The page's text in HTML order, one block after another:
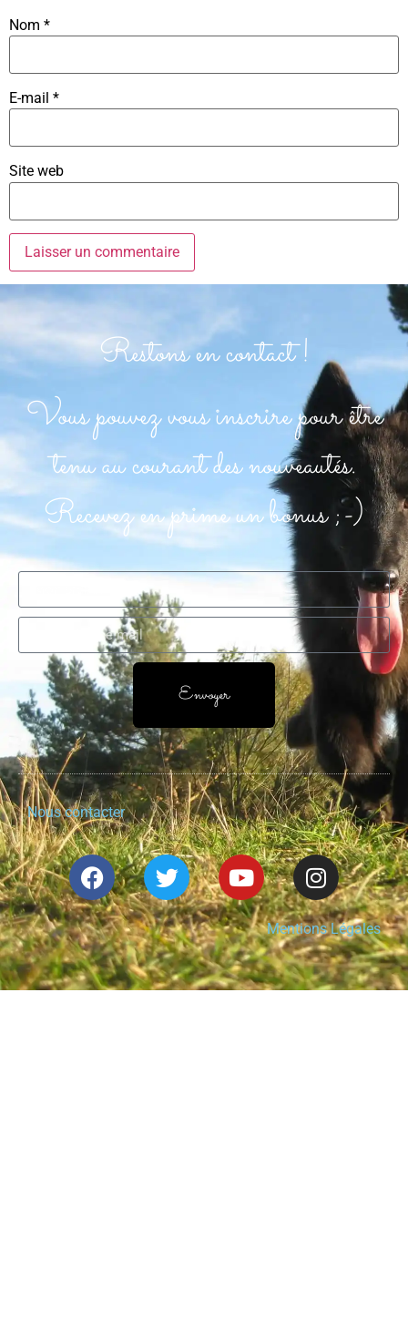
Nom *
E-mail *
Site web
Restons en contact !
Vous pouvez vous inscrire pour être
tenu au courant des nouveautés.
Recevez en prime un bonus ;-)
Envoyer
Nous contacter
Mentions Légales